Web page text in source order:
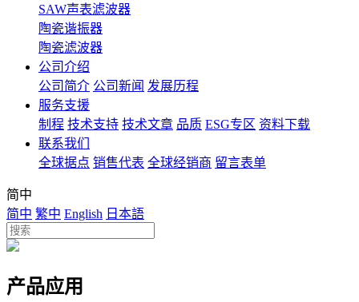
SAW声表滤波器
陶瓷谐振器
陶瓷滤波器
公司介绍
公司简介 公司新闻 发展历程
服务支援
制程 技术支持 技术文章 品质 ESG专区 资料下载
联系我们
全球据点 销售代表 全球经销商 留言表单
简中
简中 繁中 English 日本語
产品应用